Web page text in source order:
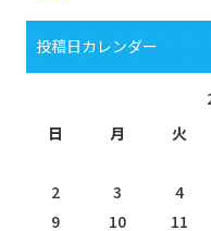
投稿日カレンダー
日
月 火
2
3 4
9
10 11